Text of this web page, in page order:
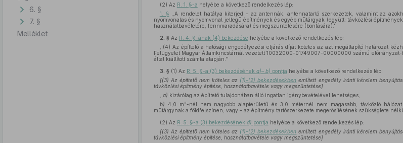
6. §
7. §
Melléklet
(2) Az R. 1. §-a helyébe a következő rendelkezés lép:
1. § ,,A rendelet hatálya kiterjed – az antennák, antennatartó szerkezetek, valamint az
nyomvonalas és nyomvonal jellegű építmények és egyéb műtárgyak (együtt: távközlési
használatbavételére, fennmaradására) és megszüntetésére (bontására).''
2. § Az R. 4. §-ának (4) bekezdése helyébe a következő rendelkezés lép:
,,(4) Az építtető a hatósági engedélyezési eljárás díját köteles az azt megállapító határozat
Felügyelet Magyar Államkincstárnál vezetett 10032000-01749007-00000000 számú
által kiállított számla alapján.''
3. § (1) Az R. 5. §-a (3) bekezdésének a)– b) pontja helyébe a következő rendelkezés lép:
[(3) Az építtető nem köteles az (1)–(2) bekezdésekben említett engedély iránti kérelem
távközlési építmény építése, használatbavétele vagy megszüntetése]
a) kizárólag az építtető tulajdonában álló ingatlan igénybevételével lehetséges,
b) 4,0 m 2-nél nem nagyobb alapterületű és 3,0 méternél nem magasabb, távközlő
műtárgynak a földfelszínen, vagy – az építmény tartószerkezete megerősítésének szükséglete
(2) Az R. 5. §-a (3) bekezdésének d) pontja helyébe a következő rendelkezés lép:
[(3) Az építtető nem köteles az (1)–(2) bekezdésekben említett engedély iránti kérelem
távközlési építmény építése, használatbavétele vagy megszüntetése]